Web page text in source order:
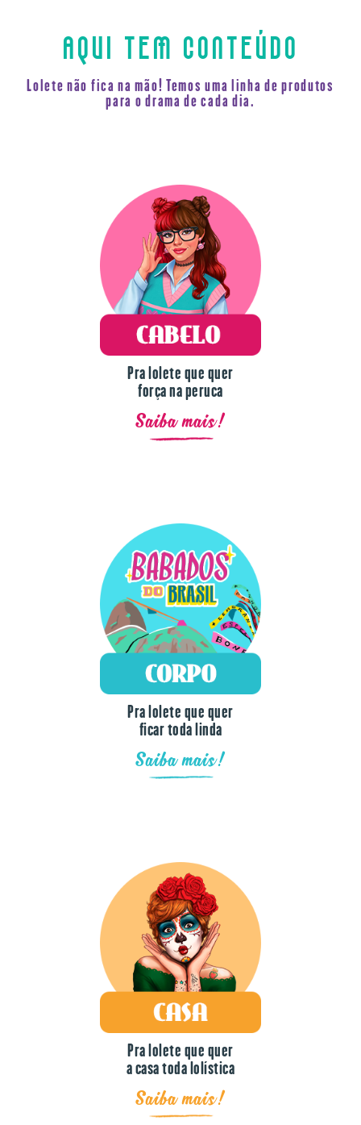
AQUI TEM CONTEÚDO
Lolete não fica na mão! Temos uma linha de produtos
para o drama de cada dia.
Pra lolete que quer
força na peruca
Saiba mais!
Pra lolete que quer
ficar toda linda
Saiba mais!
Pra lolete que quer
a casa toda lolística
Saiba mais!